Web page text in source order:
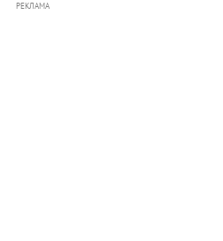
РЕКЛАМА